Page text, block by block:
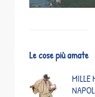
Le cose più amate
MILLE